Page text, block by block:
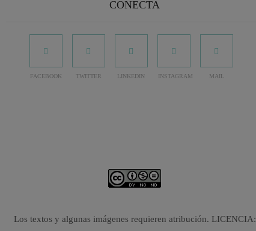
CONECTA
FACEBOOK TWITTER LINKEDIN INSTAGRAM MAIL
Los textos y algunas imágenes requieren atribución. LICENCIA: